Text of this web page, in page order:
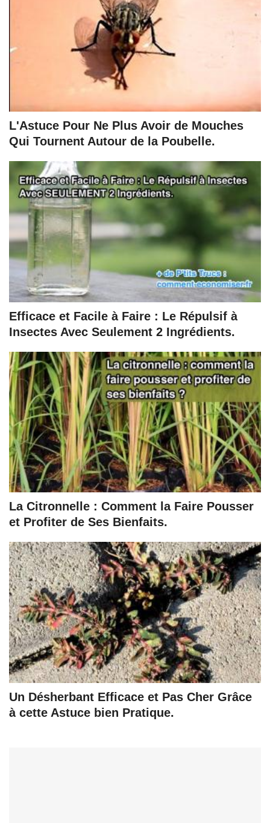
L'Astuce Pour Ne Plus Avoir de Mouches
Qui Tournent Autour de la Poubelle.
Efficace et Facile à Faire : Le Répulsif à
Insectes Avec Seulement 2 Ingrédients.
La Citronnelle : Comment la Faire Pousser
et Profiter de Ses Bienfaits.
Un Désherbant Efficace et Pas Cher Grâce
à cette Astuce bien Pratique.